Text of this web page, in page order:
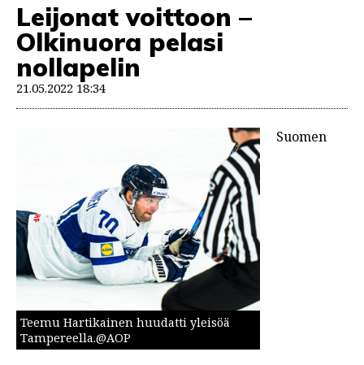
Leijonat voittoon –
Olkinuora pelasi
nollapelin
21.05.2022 18:34
Teemu Hartikainen huudatti yleisöä
Tampereella.@AOP
Suomen
JALKAPALLO
EM2021
Huuhkajat
Veikkausliiga
Valioliiga
JÄÄKIEKKO
PESÄPALLO
46 DENTON ROAD
VIDEOT
PODCASTIT
KOLUMNIT